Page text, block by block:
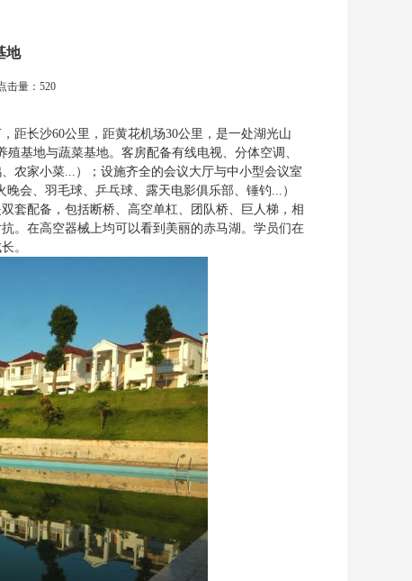
地
量：520
距长沙60公里，距黄花机场30公里，是一处湖光山
基地与蔬菜基地。客房配备有线电视、分体空调、
农家小菜...）；设施齐全的会议大厅与中小型会议室
会、羽毛球、乒乓球、露天电影俱乐部、锤钓...）
套配备，包括断桥、高空单杠、团队桥、巨人梯，相
。在高空器械上均可以看到美丽的赤马湖。学员们在
。